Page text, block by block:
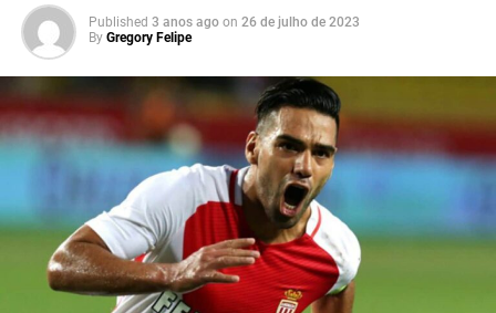
Published 3 anos ago on 26 de julho de 2023
By Gregory Felipe